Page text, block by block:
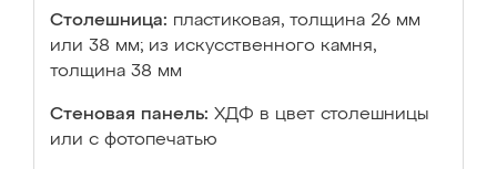
Столешница: пластиковая, толщина 26 мм
или 38 мм; из искусственного камня,
толщина 38 мм
Стеновая панель: ХДФ в цвет столешницы
или с фотопечатью